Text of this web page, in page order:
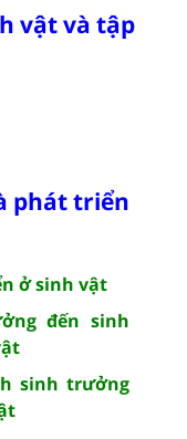
vật và tập
phát triển
ở sinh vật
đến sinh
sinh trưởng